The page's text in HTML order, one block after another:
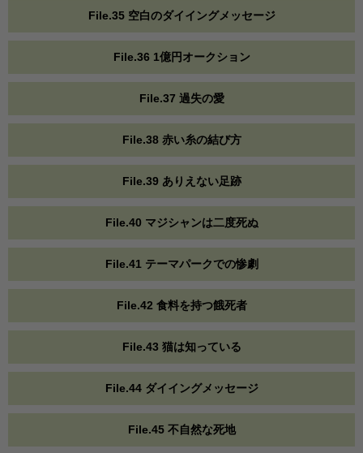
File.35 空白のダイイングメッセージ
File.36 1億円オークション
File.37 過失の愛
File.38 赤い糸の結び方
File.39 ありえない足跡
File.40 マジシャンは二度死ぬ
File.41 テーマパークでの惨劇
File.42 食料を持つ餓死者
File.43 猫は知っている
File.44 ダイイングメッセージ
File.45 不自然な死地